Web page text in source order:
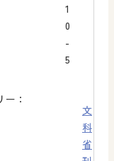
1
0
-
5
ー：
文
科
省